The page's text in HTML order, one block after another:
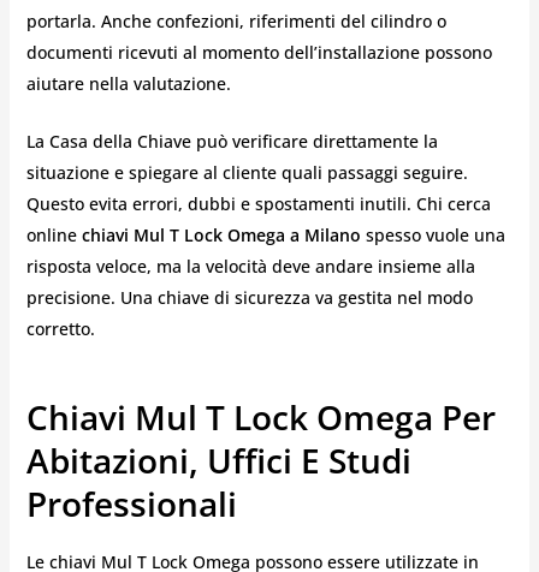
portarla. Anche confezioni, riferimenti del cilindro o
documenti ricevuti al momento dell’installazione possono
aiutare nella valutazione.
La Casa della Chiave può verificare direttamente la
situazione e spiegare al cliente quali passaggi seguire.
Questo evita errori, dubbi e spostamenti inutili. Chi cerca
online chiavi Mul T Lock Omega a Milano spesso vuole una
risposta veloce, ma la velocità deve andare insieme alla
precisione. Una chiave di sicurezza va gestita nel modo
corretto.
Chiavi Mul T Lock Omega Per
Abitazioni, Uffici E Studi
Professionali
Le chiavi Mul T Lock Omega possono essere utilizzate in